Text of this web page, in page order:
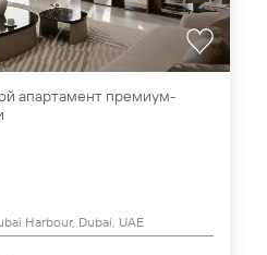
апартамент премиум-
Harbour, Dubai, UAE